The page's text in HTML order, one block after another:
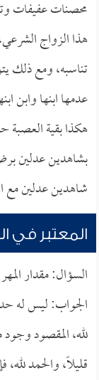
محصنات عفيفات
هذا الزواج
تناسبه، ومع ذلك
عدمها ابنها وابن
هكذا بقية
بشاهدين عدلين
شاهدين عدلين مع
المعتبر في
السؤال: مقدار
الجواب: ليس له حد
لله، المقصود
قليلاً، والحمد لله،